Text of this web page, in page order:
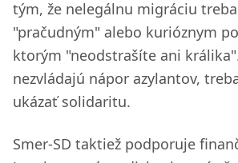
tým, že nelegálnu migráciu
"pračudným" alebo kurióznym
ktorým "neodstrašíte ani
nezvládajú nápor azylantov,
ukázať solidaritu.
Smer-SD taktiež podporuje